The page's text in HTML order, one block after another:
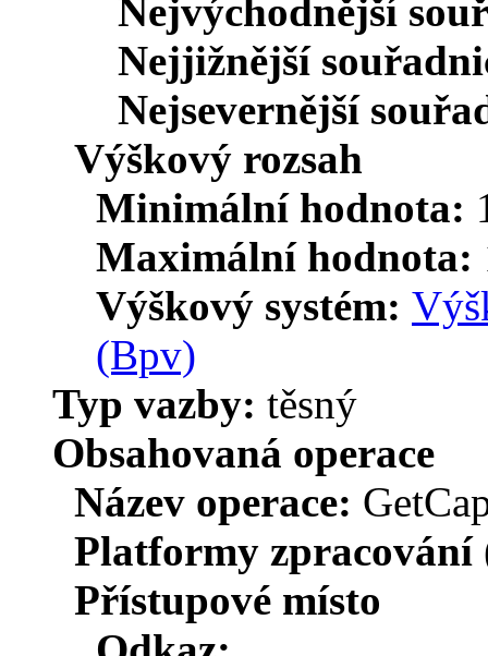
Nejvýchodnější
Nejjižnější
Nejsevernější
Výškový rozsah
Minimální hodnota:
Maximální hodnota:
Výškový systém:
(Bpv)
Typ vazby: těsný
Obsahovaná operace
Název operace:
Platformy
Přístupové místo